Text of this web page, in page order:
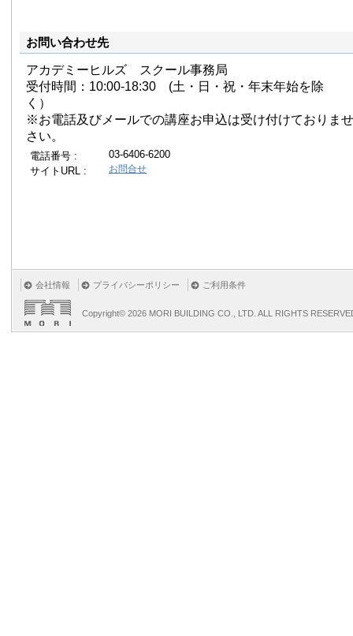
お問い合わせ先
アカデミーヒルズ スクール事務局
受付時間：10:00-18:30 (土・日・祝・年末年始を除
く）
※お電話及びメールでの講座お申込は受け付けておりま
さい。
電話番号 :
03-6406-6200
サイトURL :
お問合せ
会社情報 プライバシーポリシー ご利用条件
Copyright© 2026 MORI BUILDING CO., LTD. ALL RIGHTS